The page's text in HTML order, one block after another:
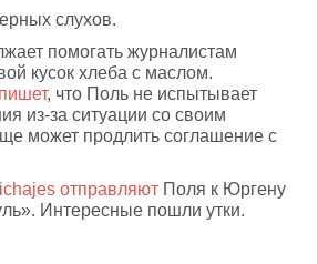
слухов.
помогать журналистам
кусок хлеба с маслом.
пишет, что Поль не испытывает
из-за ситуации со своим
может продлить соглашение с
отправляют Поля к Юргену
Интересные пошли утки.